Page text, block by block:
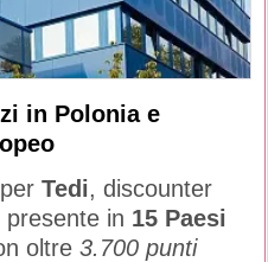
in Polonia e
Tedi, discounter
in 15 Paesi
oltre 3.700 punti